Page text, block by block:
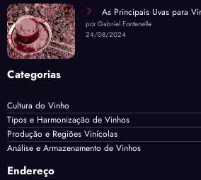
As Principais Uvas para
por Gabriel Fontenelle
24/08/2024
Categorias
Cultura do Vinho
Tipos e Harmonização de Vinhos
Produção e Regiões Vinícolas
Análise e Armazenamento de Vinhos
Endereço